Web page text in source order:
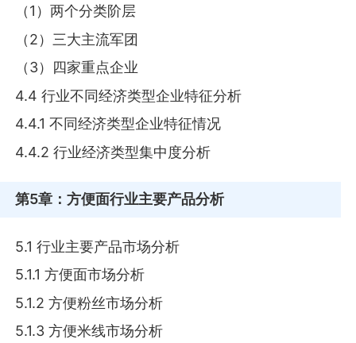
（1）两个分类阶层
（2）三大主流军团
（3）四家重点企业
4.4 行业不同经济类型企业特征分析
4.4.1 不同经济类型企业特征情况
4.4.2 行业经济类型集中度分析
第5章 ：方便面行业主要产品分析
5.1 行业主要产品市场分析
5.1.1 方便面市场分析
5.1.2 方便粉丝市场分析
5.1.3 方便米线市场分析